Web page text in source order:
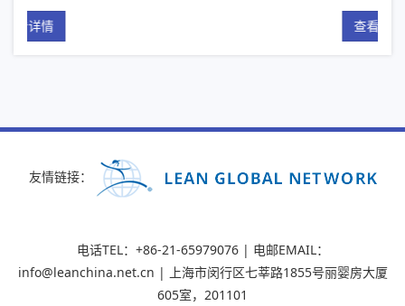
查看详情
友情链接：
电话TEL：+86-21-65979076 | 电邮EMAIL：
info@leanchina.net.cn | 上海市闵行区七莘路1855号丽婴房大厦
605室，201101